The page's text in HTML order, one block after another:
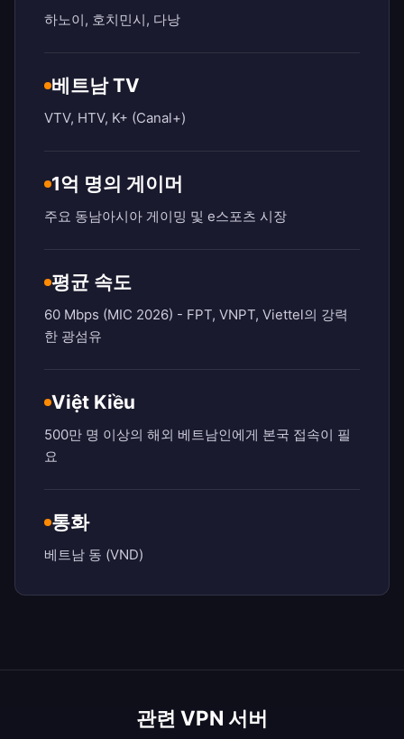
하노이, 호치민시, 다낭
베트남 TV
VTV, HTV, K+ (Canal+)
1억 명의 게이머
주요 동남아시아 게이밍 및 e스포츠 시장
평균 속도
60 Mbps (MIC 2026) - FPT, VNPT, Viettel의 강력
한 광섬유
Việt Kiều
500만 명 이상의 해외 베트남인에게 본국 접속이 필
요
통화
베트남 동 (VND)
관련 VPN 서버